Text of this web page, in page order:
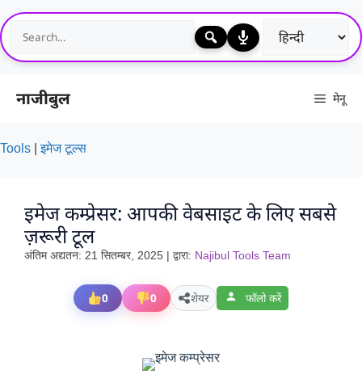
Skip
to
content
नाजीबुल मेनू
Tools |इमेज टूल्स
इमेज कम्प्रेसर: आपकी वेबसाइट के लिए सबसे
ज़रूरी टूल
अंतिम अद्यतन: 21 सितम्बर, 2025 | द्वारा: Najibul Tools Team
0 0 शेयर फॉलो करें